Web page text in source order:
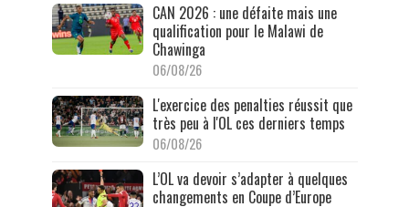
CAN 2026 : une défaite mais une
qualification pour le Malawi de
Chawinga
06/08/26
L'exercice des penalties réussit que
très peu à l'OL ces derniers temps
06/08/26
L’OL va devoir s’adapter à quelques
changements en Coupe d’Europe